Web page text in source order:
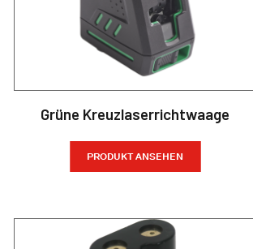
Grüne Kreuzlaserrichtwaage
PRODUKT ANSEHEN